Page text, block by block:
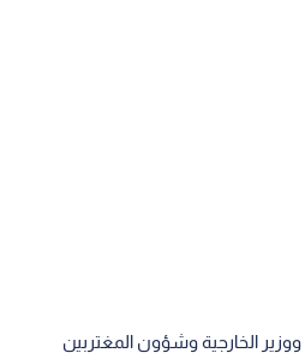
ووزير الخارجية وشؤون المغتربين